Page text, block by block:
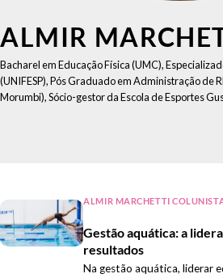
ALMIR
Bacharel em Educação Física (UMC),
(UNIFESP), Pós Graduado em Administração de
Morumbi), Sócio-gestor da Escola de Esportes
ALMIR MARCHETTI
Gestão aquática: a
resultados
Na gestão aquática, liderar